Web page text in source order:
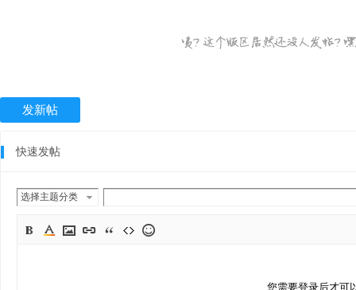
发新帖
快速发帖
选择主题分类
您需要登录后才可